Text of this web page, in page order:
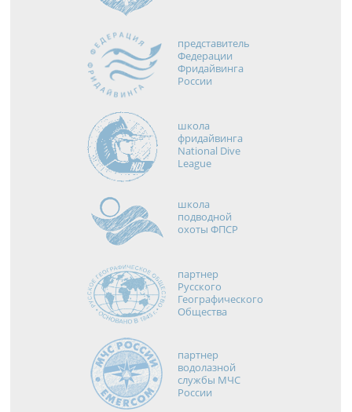
представитель
Федерации
Фридайвинга
России
школа
фридайвинга
National Dive
League
школа
подводной
охоты ФПСР
партнер
Русского
Географического
Общества
партнер
водолазной
службы МЧС
России